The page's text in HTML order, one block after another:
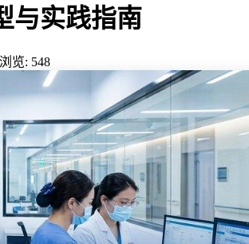
与实践指南
浏览: 548